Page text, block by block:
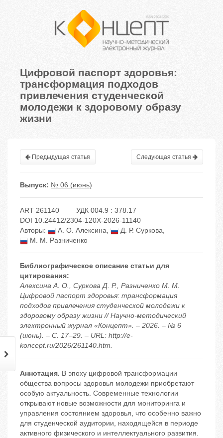
Цифровой паспорт здоровья:
трансформация подходов
привлечения студенческой
молодежи к здоровому образу
жизни
Предыдущая статья Следующая статья
Выпуск: № 06 (июнь)
ART 261140
УДК 004.9 : 378.17
DOI 10.24412/2304-120X-2026-11140
Авторы:
А. О. Алексина, Д. Р. Суркова,
М. М. Разниченко
Библиографическое описание статьи для
цитирования:
Алексина А. О., Суркова Д. Р., Разниченко М. М.
Цифровой паспорт здоровья: трансформация
подходов привлечения студенческой молодежи к
здоровому образу жизни // Научно-методический
электронный журнал «Концепт». – 2026. – № 6
(июнь). – С. 17–29. – URL: http://e-
koncept.ru/2026/261140.htm.
Аннотация. В эпоху цифровой трансформации
общества вопросы здоровья молодежи приобретают
особую актуальность. Современные технологии
открывают новые возможности для мониторинга и
управления состоянием здоровья, что особенно важно
для студенческой аудитории, находящейся в периоде
активного физического и интеллектуального развития.